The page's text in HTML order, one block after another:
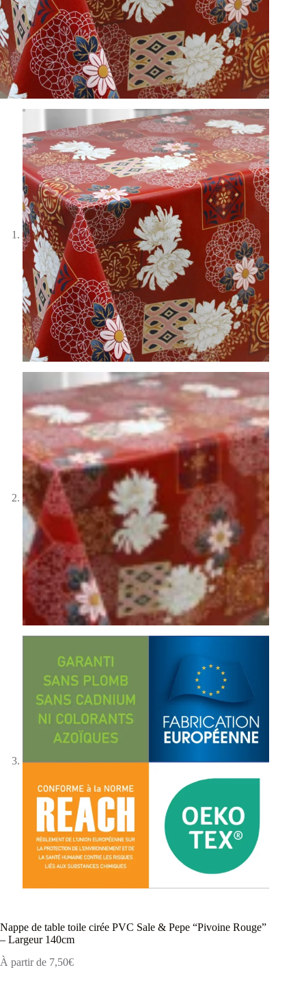
Nappe de table toile cirée PVC Sale & Pepe “Pivoine Rouge”
– Largeur 140cm
À partir de 7,50€